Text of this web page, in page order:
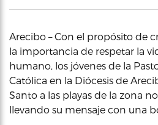
Arecibo – Con el propósito de
la importancia de respetar la
humano, los jóvenes de la
Católica en la Diócesis de
Santo a las playas de la zona
llevando su mensaje con una